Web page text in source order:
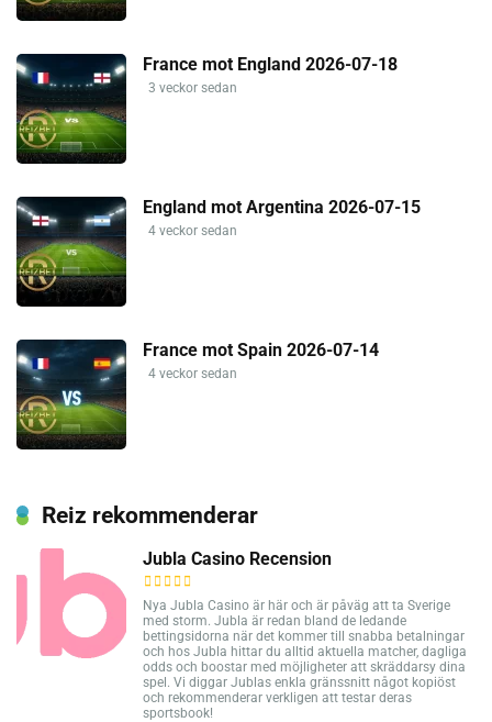
France mot England 2026-07-18
3 veckor sedan
England mot Argentina 2026-07-15
4 veckor sedan
France mot Spain 2026-07-14
4 veckor sedan
Reiz rekommenderar
Jubla Casino Recension
Nya Jubla Casino är här och är påväg att ta Sverige
med storm. Jubla är redan bland de ledande
bettingsidorna när det kommer till snabba betalningar
och hos Jubla hittar du alltid aktuella matcher, dagliga
odds och boostar med möjligheter att skräddarsy dina
spel. Vi diggar Jublas enkla gränssnitt något kopiöst
och rekommenderar verkligen att testar deras
sportsbook!